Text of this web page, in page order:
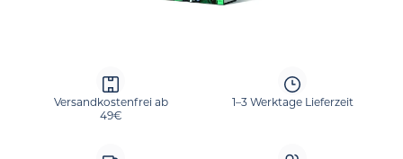
Versandkostenfrei ab
49€
1–3 Werktage Lieferzeit